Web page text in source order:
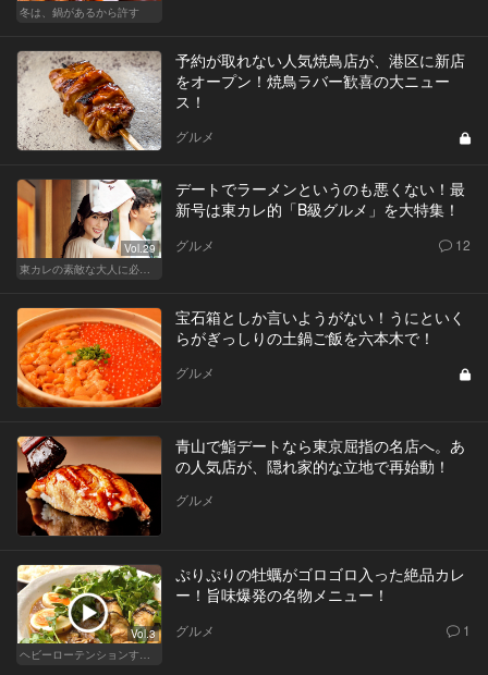
冬は、鍋があるから許す
予約が取れない人気焼鳥店が、港区に新店
をオープン！焼鳥ラバー歓喜の大ニュー
ス！
グルメ
Vol.29
東カレの素敵な大人に必要なこと
デートでラーメンというのも悪くない！最
新号は東カレ的「B級グルメ」を大特集！
グルメ 12
宝石箱としか言いようがない！うにといく
らがぎっしりの土鍋ご飯を六本木で！
グルメ
青山で鮨デートなら東京屈指の名店へ。あ
の人気店が、隠れ家的な立地で再始動！
グルメ
Vol.3
ぷりぷりの牡蠣がゴロゴロ入った絶品カレ
ー！旨味爆発の名物メニュー！
グルメ 1